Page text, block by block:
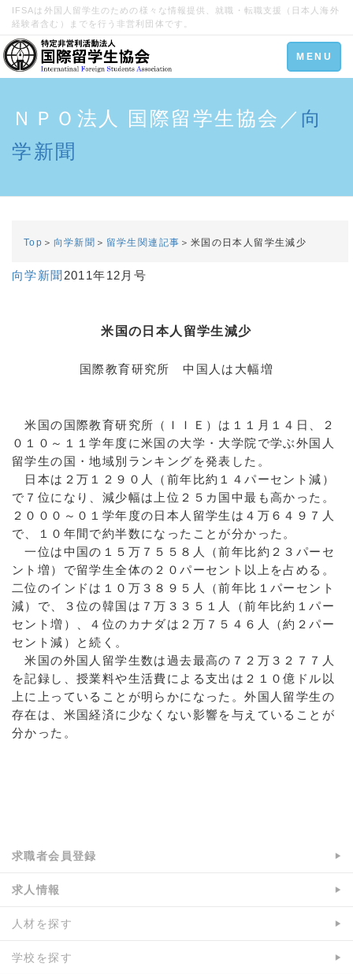
IFSAは外国人留学生のための様々な情報提供、就職・転職支援（日本人海外
経験者含む）までを行う非営利団体です。
Toggle
navigation
MENU
ＮＰＯ法人 国際留学生協会／ 向
学新聞
Top ＞ 向学新聞 ＞ 留学生関連記事 ＞米国の日本人留学生減少
向学新聞 2011年12月号
米国の日本人留学生減少
国際教育研究所 中国人は大幅増
米国の国際教育研究所（ＩＩＥ）は１１月１４日、２
０１０～１１学年度に米国の大学・大学院で学ぶ外国人
留学生の国・地域別ランキングを発表した。
日本は２万１２９０人（前年比約１４パーセント減）
で７位になり、減少幅は上位２５カ国中最も高かった。
２０００～０１学年度の日本人留学生は４万６４９７人
で、１０年間で約半数になったことが分かった。
一位は中国の１５万７５５８人（前年比約２３パーセ
ント増）で留学生全体の２０パーセント以上を占める。
二位のインドは１０万３８９５人（前年比１パーセント
減）で、３位の韓国は７万３３５１人（前年比約１パー
セント増）、４位のカナダは２万７５４６人（約２パー
セント減）と続く。
米国の外国人留学生数は過去最高の７２万３２７７人
を記録し、授業料や生活費による支出は２１０億ドル以
上に上っていることが明らかになった。外国人留学生の
存在は、米国経済に少なくない影響を与えていることが
分かった。
求職者会員登録
求人情報
人材を探す
学校を探す